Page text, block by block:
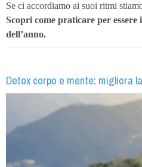
Se ci accordiamo ai suoi ritmi
Scopri come praticare per
dell’anno.
Detox corpo e mente: migliora